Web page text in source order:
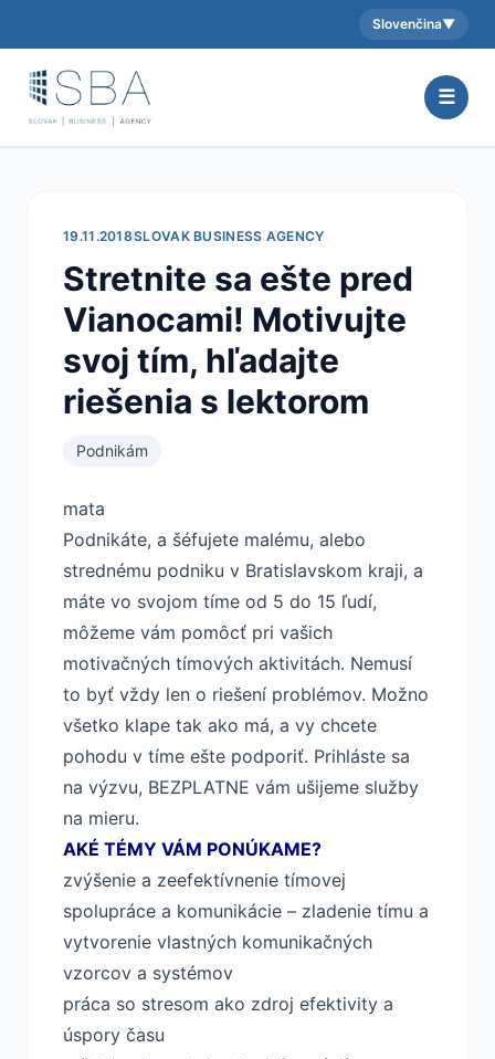
Aktuálny jazyk:
Slovenčina▼
☰
19.11.2018SLOVAK BUSINESS AGENCY
Stretnite sa ešte pred
Vianocami! Motivujte
svoj tím, hľadajte
riešenia s lektorom
Podnikám
mata
Podnikáte, a šéfujete malému, alebo
strednému podniku v Bratislavskom kraji, a
máte vo svojom tíme od 5 do 15 ľudí,
môžeme vám pomôcť pri vašich
motivačných tímových aktivitách. Nemusí
to byť vždy len o riešení problémov. Možno
všetko klape tak ako má, a vy chcete
pohodu v tíme ešte podporiť. Prihláste sa
na výzvu, BEZPLATNE vám ušijeme služby
na mieru.
AKÉ TÉMY VÁM PONÚKAME?
zvýšenie a zeefektívnenie tímovej
spolupráce a komunikácie – zladenie tímu a
vytvorenie vlastných komunikačných
vzorcov a systémov
práca so stresom ako zdroj efektivity a
úspory času